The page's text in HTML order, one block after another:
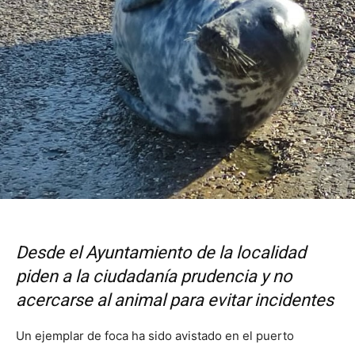
Desde el Ayuntamiento de la localidad
piden a la ciudadanía prudencia y no
acercarse al animal para evitar incidentes
Un ejemplar de foca ha sido avistado en el puerto